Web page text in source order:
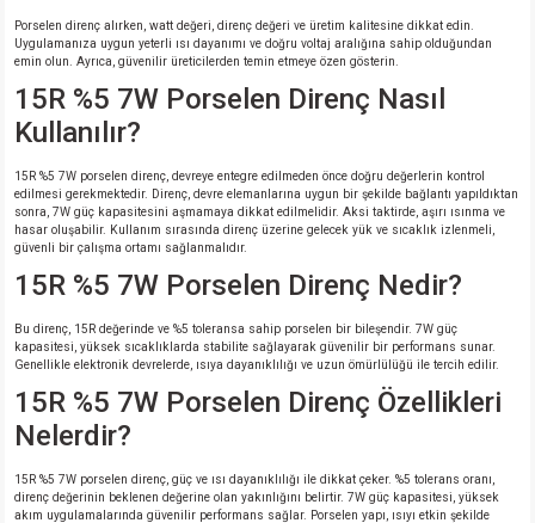
MARKA)
Porselen direnç alırken, watt değeri, direnç değeri ve üretim kalitesine dikkat edin.
Uygulamanıza uygun yeterli ısı dayanımı ve doğru voltaj aralığına sahip olduğundan
emin olun. Ayrıca, güvenilir üreticilerden temin etmeye özen gösterin.
15R %5 7W Porselen Direnç Nasıl
Kullanılır?
15R %5 7W porselen direnç, devreye entegre edilmeden önce doğru değerlerin kontrol
edilmesi gerekmektedir. Direnç, devre elemanlarına uygun bir şekilde bağlantı yapıldıktan
sonra, 7W güç kapasitesini aşmamaya dikkat edilmelidir. Aksi taktirde, aşırı ısınma ve
hasar oluşabilir. Kullanım sırasında direnç üzerine gelecek yük ve sıcaklık izlenmeli,
güvenli bir çalışma ortamı sağlanmalıdır.
15R %5 7W Porselen Direnç Nedir?
Bu direnç, 15R değerinde ve %5 toleransa sahip porselen bir bileşendir. 7W güç
kapasitesi, yüksek sıcaklıklarda stabilite sağlayarak güvenilir bir performans sunar.
Genellikle elektronik devrelerde, ısıya dayanıklılığı ve uzun ömürlülüğü ile tercih edilir.
15R %5 7W Porselen Direnç Özellikleri
Nelerdir?
15R %5 7W porselen direnç, güç ve ısı dayanıklılığı ile dikkat çeker. %5 tolerans oranı,
direnç değerinin beklenen değerine olan yakınlığını belirtir. 7W güç kapasitesi, yüksek
akım uygulamalarında güvenilir performans sağlar. Porselen yapı, ısıyı etkin şekilde